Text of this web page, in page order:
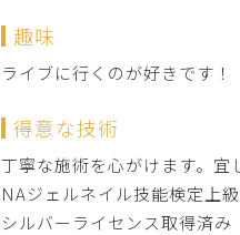
趣味
ライブに行くのが好きです！
得意な技術
丁寧な施術を心がけます。宜
NAジェルネイル技能検定上
シルバーライセンス取得済み